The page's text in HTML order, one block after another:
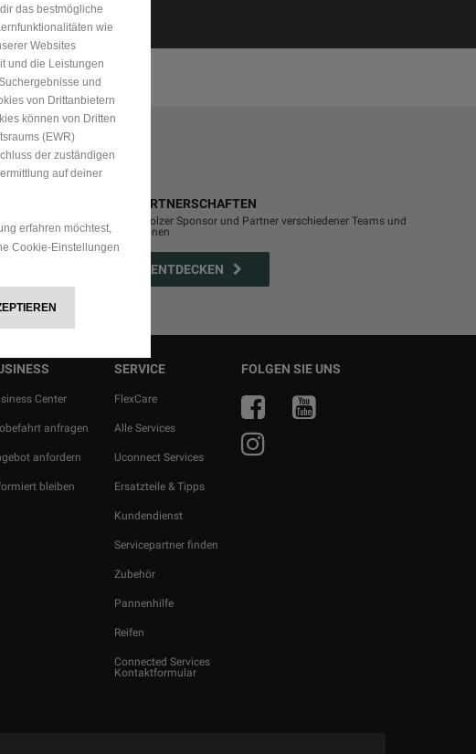
PARTNERSCHAFTEN
Jeep
ist stolzer Sponsor und Partner verschiedener Teams und
Organisationen
MEHR ENTDECKEN
Center
anfragen
anfordern
bleiben
SERVICE
FlexCare
Alle Services
Uconnect Services
Ersatzteile & Tipps
Kundendienst
Servicepartner finden
Zubehör
Pannenhilfe
Reifen
Connected Services
Kontaktformular
FOLGEN SIE UNS
das bestmögliche
wie
Websites
und die Leistungen
und
von Drittanbietern
können von Dritten
(EWR)
der zuständigen
auf deiner
erfahren möchtest,
Cookie-Einstellungen